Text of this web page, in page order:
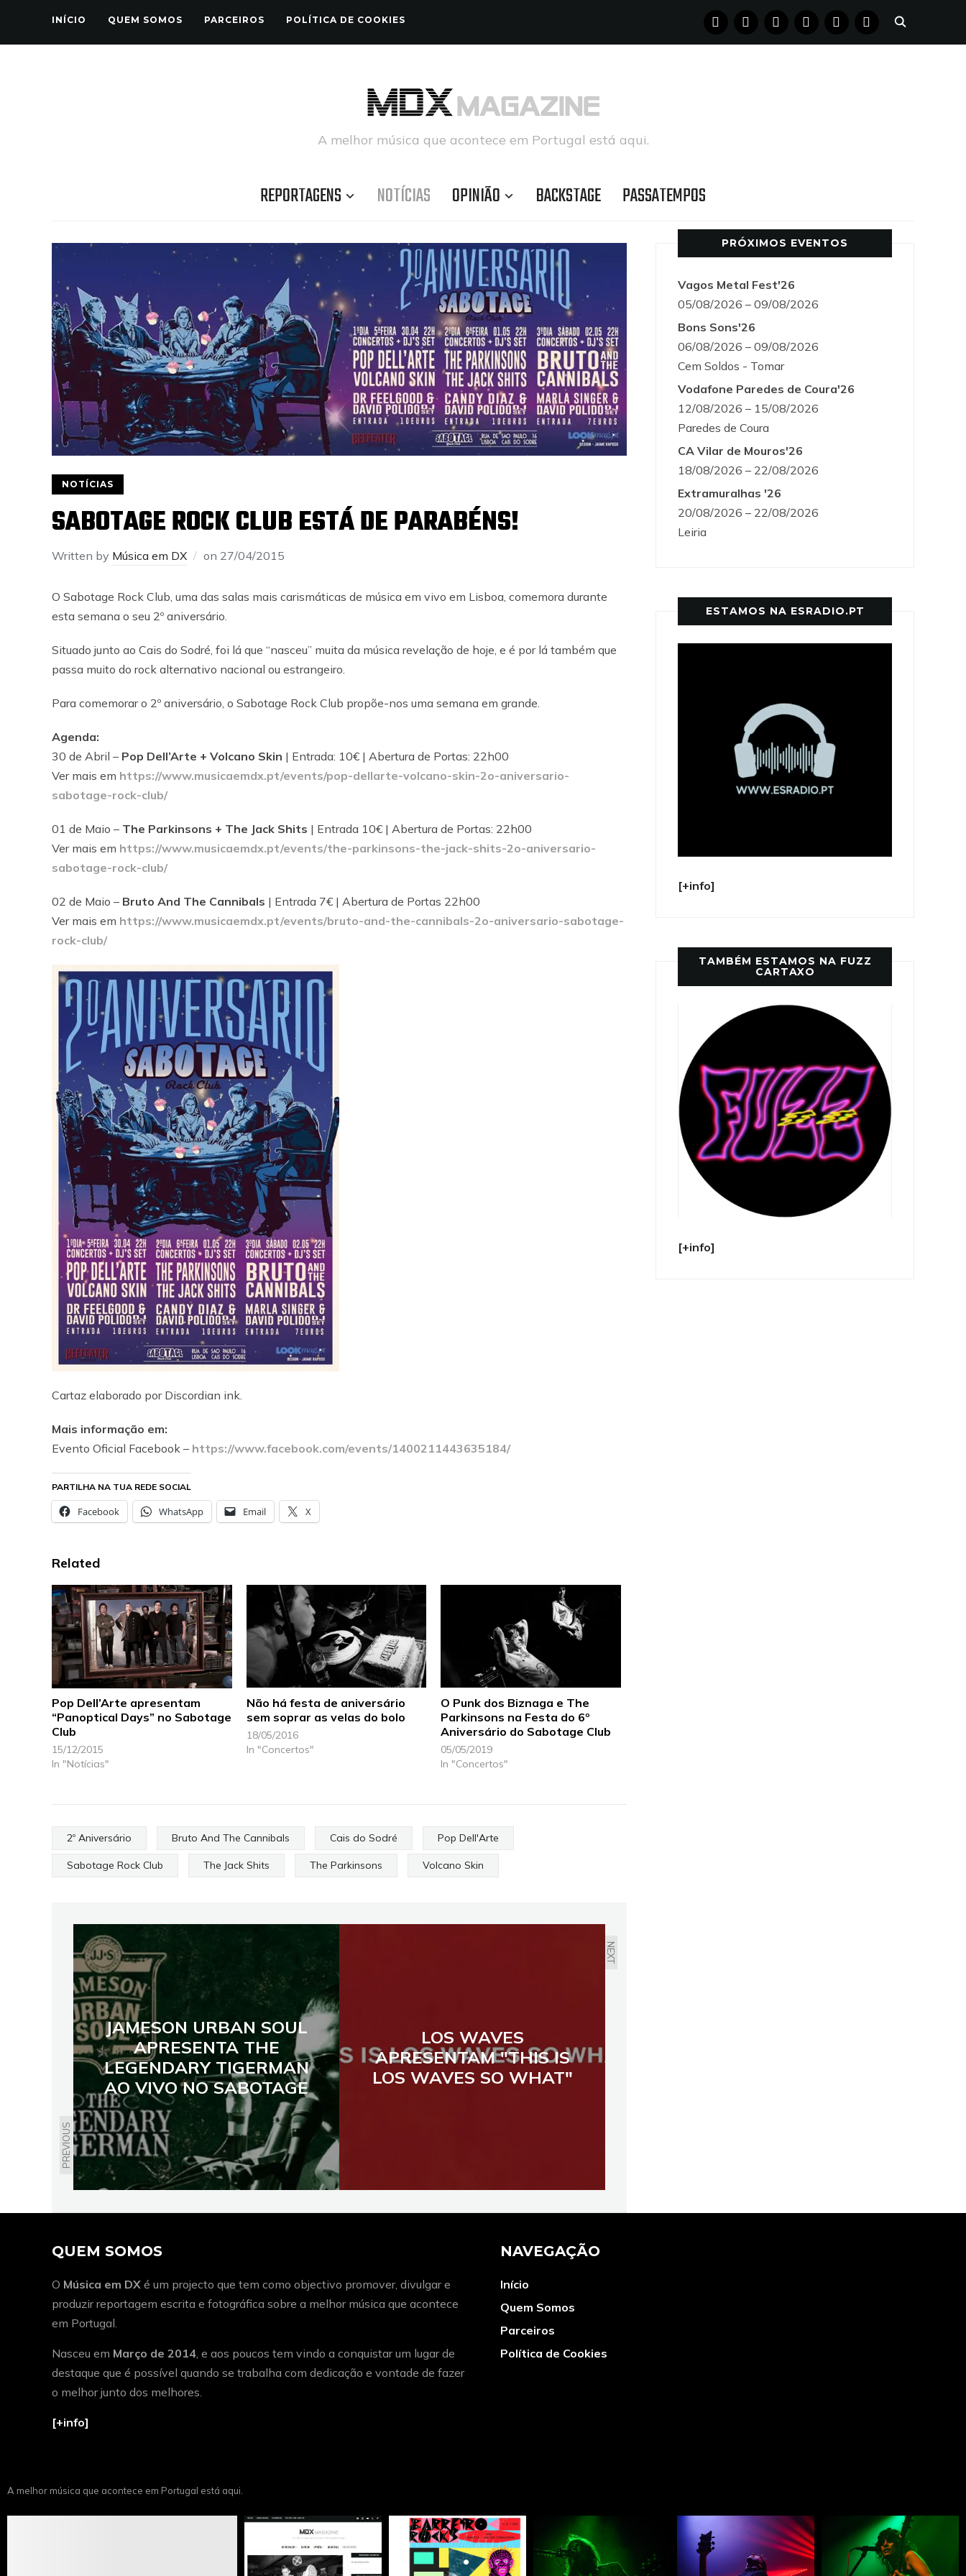
INÍCIO QUEM SOMOS PARCEIROS POLÍTICA DE COOKIES FACEBOOKINSTAGRAM
YOUTUBE PINTERESTTUMBLR
A melhor música que acontece em Portugal está aqui.
REPORTAGENS NOTÍCIAS OPINIÃO BACKSTAGE PASSATEMPOS
NOTÍCIAS
SABOTAGE ROCK CLUB ESTÁ DE PARABÉNS!
Written by Música em DX on 27/04/2015
O Sabotage Rock Club, uma das salas mais carismáticas de música em vivo em Lisboa, comemora durante
esta semana o seu 2º aniversário.
Situado junto ao Cais do Sodré, foi lá que “nasceu” muita da música revelação de hoje, e é por lá também que
passa muito do rock alternativo nacional ou estrangeiro.
Para comemorar o 2º aniversário, o Sabotage Rock Club propõe-nos uma semana em grande.
Agenda:
30 de Abril – Pop Dell’Arte + Volcano Skin | Entrada: 10€ | Abertura de Portas: 22h00
Ver mais em https://www.musicaemdx.pt/events/pop-dellarte-volcano-skin-2o-aniversario-
sabotage-rock-club/
01 de Maio – The Parkinsons + The Jack Shits | Entrada 10€ | Abertura de Portas: 22h00
Ver mais em https://www.musicaemdx.pt/events/the-parkinsons-the-jack-shits-2o-aniversario-
sabotage-rock-club/
02 de Maio – Bruto And The Cannibals | Entrada 7€ | Abertura de Portas 22h00
Ver mais em https://www.musicaemdx.pt/events/bruto-and-the-cannibals-2o-aniversario-sabotage-
rock-club/
Cartaz elaborado por Discordian ink.
Mais informação em:
Evento Oficial Facebook – https://www.facebook.com/events/1400211443635184/
PARTILHA NA TUA REDE SOCIAL
Facebook WhatsApp Email X
Related
Pop Dell’Arte apresentam
“Panoptical Days” no Sabotage
Club
15/12/2015
In "Notícias"
Não há festa de aniversário
sem soprar as velas do bolo
18/05/2016
In "Concertos"
O Punk dos Biznaga e The
Parkinsons na Festa do 6º
Aniversário do Sabotage Club
05/05/2019
In "Concertos"
2º Aniversário Bruto And The Cannibals Cais do Sodré Pop Dell'Arte
Sabotage Rock Club The Jack Shits The Parkinsons Volcano Skin
PREVIOUS
JAMESON URBAN SOUL
APRESENTA THE
LEGENDARY TIGERMAN
AO VIVO NO SABOTAGE
NEXT
LOS WAVES
APRESENTAM "THIS IS
LOS WAVES SO WHAT"
PRÓXIMOS EVENTOS
Vagos Metal Fest'26
05/08/2026 – 09/08/2026
Bons Sons'26
06/08/2026 – 09/08/2026
Cem Soldos - Tomar
Vodafone Paredes de Coura'26
12/08/2026 – 15/08/2026
Paredes de Coura
CA Vilar de Mouros'26
18/08/2026 – 22/08/2026
Extramuralhas '26
20/08/2026 – 22/08/2026
Leiria
ESTAMOS NA ESRADIO.PT
[+info]
TAMBÉM ESTAMOS NA FUZZ
CARTAXO
[+info]
QUEM SOMOS
O Música em DX é um projecto que tem como objectivo promover, divulgar e
produzir reportagem escrita e fotográfica sobre a melhor música que acontece
em Portugal.
Nasceu em Março de 2014 , e aos poucos tem vindo a conquistar um lugar de
destaque que é possível quando se trabalha com dedicação e vontade de fazer
o melhor junto dos melhores.
[+info]
NAVEGAÇÃO
Início
Quem Somos
Parceiros
Política de Cookies
A melhor música que acontece em Portugal está aqui.